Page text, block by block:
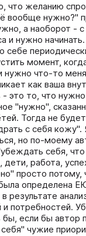
что желанию
вообще нужно?"
а наоборот -
и нужно
себе
момент,
нужно что-то
как ваша
- это то, что
"нужно",
Тогда не
с себя кожу".
но по-моему
себя, что
дети, работа,
просто потому,
была определена
результате
и потребностей.
бы, если бы автор
себя" чужие